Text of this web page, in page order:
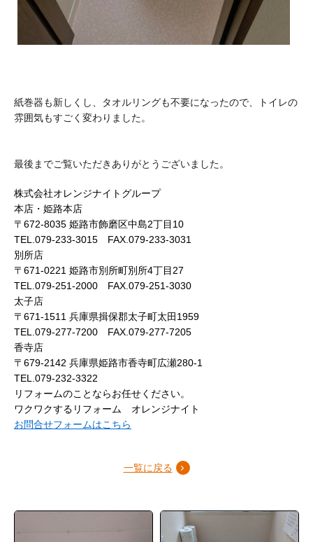
紙巻器も新しくし、タオルリングも不要になったので、トイレの
雰囲気もすごく変わりました。
最後までご覧いただきありがとうございました。
株式会社オレンジナイトグループ
本店・姫路本店
〒672-8035 姫路市飾磨区中島2丁目10
TEL.079-233-3015 FAX.079-233-3031
別所店
〒671-0221 姫路市別所町別所4丁目27
TEL.079-251-2000 FAX.079-251-3030
太子店
〒671-1511 兵庫県揖保郡太子町太田1959
TEL.079-277-7200 FAX.079-277-7205
香寺店
〒679-2142 兵庫県姫路市香寺町広瀬280-1
TEL.079-232-3322
リフォームのことならお任せください。
ワクワクするリフォーム オレンジナイト
お問合せフォームはこちら
一覧に戻る